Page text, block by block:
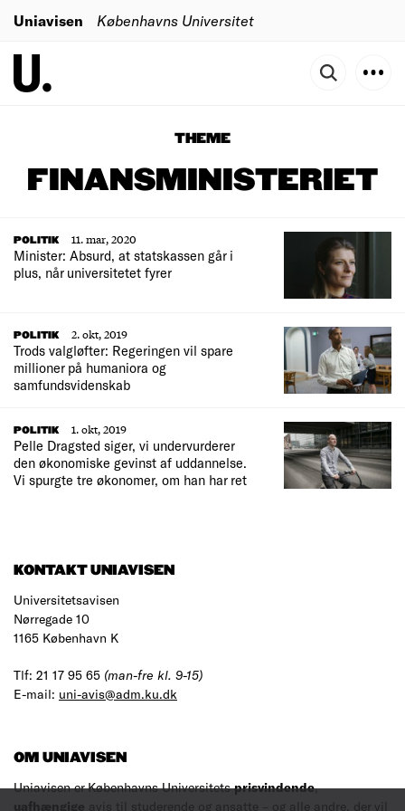
Uniavisen Københavns Universitet
THEME
FINANSMINISTERIET
POLITIK
11. mar, 2020
Minister: Absurd, at statskassen går i
plus, når universitetet fyrer
POLITIK
2. okt, 2019
Trods valgløfter: Regeringen vil spare
millioner på humaniora og
samfundsvidenskab
POLITIK
1. okt, 2019
Pelle Dragsted siger, vi undervurderer
den økonomiske gevinst af uddannelse.
Vi spurgte tre økonomer, om han har ret
KONTAKT UNIAVISEN
Universitetsavisen
Nørregade 10
1165 København K
Tlf: 21 17 95 65 (man-fre kl. 9-15)
E-mail: uni-avis@adm.ku.dk
OM UNIAVISEN
Uniavisen er Københavns Universitetsprisvindende,
uafhængige avis til studerende og ansatte – og alle andre, der vil